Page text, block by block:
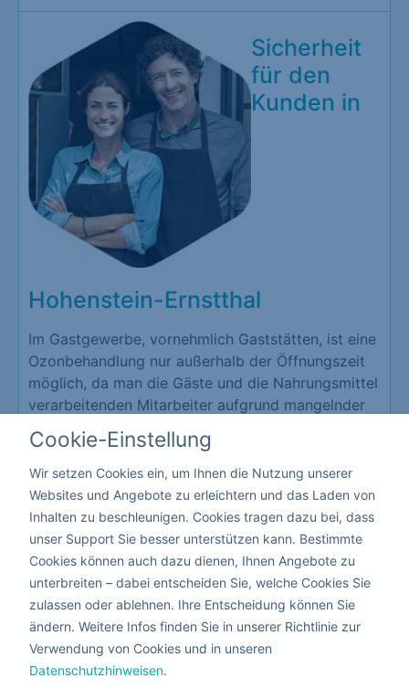
Sicherheit
für den
Kunden in
Hohenstein-Ernstthal
Im Gastgewerbe, vornehmlich Gaststätten, ist eine
Ozonbehandlung nur außerhalb der Öffnungszeit
möglich, da man die Gäste und die Nahrungsmittel
verarbeitenden Mitarbeiter aufgrund mangelnder
versetzen kann. Ist eine Corona Desinfizierung
während der Arbeitszeit wünschenswert, bietet
sich die Corona Desinfektion in Hohenstein-
Ernstthal mit Sprühmitteln an.´
Vorteile der Desinfektion in der Gastronomie
Schutz Ihrer Mitarbeiter und Kunden
Erzeugt eine hohe Vertrauensbasis
Schützt vor der Schließung Ihrer
Gastronomie
Da hier niemand die Räumlichkeiten verlassen
Cookie-Einstellung
Wir setzen Cookies ein, um Ihnen die Nutzung unserer
Websites und Angebote zu erleichtern und das Laden von
Inhalten zu beschleunigen. Cookies tragen dazu bei, dass
unser Support Sie besser unterstützen kann. Bestimmte
Cookies können auch dazu dienen, Ihnen Angebote zu
unterbreiten – dabei entscheiden Sie, welche Cookies Sie
zulassen oder ablehnen. Ihre Entscheidung können Sie
ändern. Weitere Infos finden Sie in unserer Richtlinie zur
Verwendung von Cookies und in unseren
Datenschutzhinweisen.